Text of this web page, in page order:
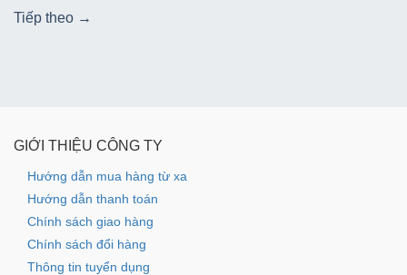
Tiếp theo →
GIỚI THIỆU CÔNG TY
Hướng dẫn mua hàng từ xa
Hướng dẫn thanh toán
Chính sách giao hàng
Chính sách đổi hàng
Thông tin tuyển dụng